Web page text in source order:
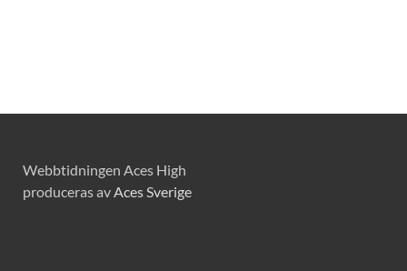
Webbtidningen Aces High
produceras avAces Sverige